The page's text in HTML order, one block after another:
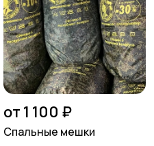
от 1 100 ₽
Спальные мешки